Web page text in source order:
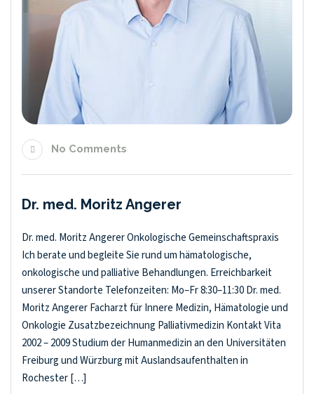
No Comments
Dr. med. Moritz Angerer
Dr. med. Moritz Angerer Onkologische Gemeinschaftspraxis
Ich berate und begleite Sie rund um hämatologische,
onkologische und palliative Behandlungen. Erreichbarkeit
unserer Standorte Telefonzeiten: Mo–Fr 8:30–11:30 Dr. med.
Moritz Angerer Facharzt für Innere Medizin, Hämatologie und
Onkologie Zusatzbezeichnung Palliativmedizin Kontakt Vita
2002 – 2009 Studium der Humanmedizin an den Universitäten
Freiburg und Würzburg mit Auslandsaufenthalten in
Rochester […]